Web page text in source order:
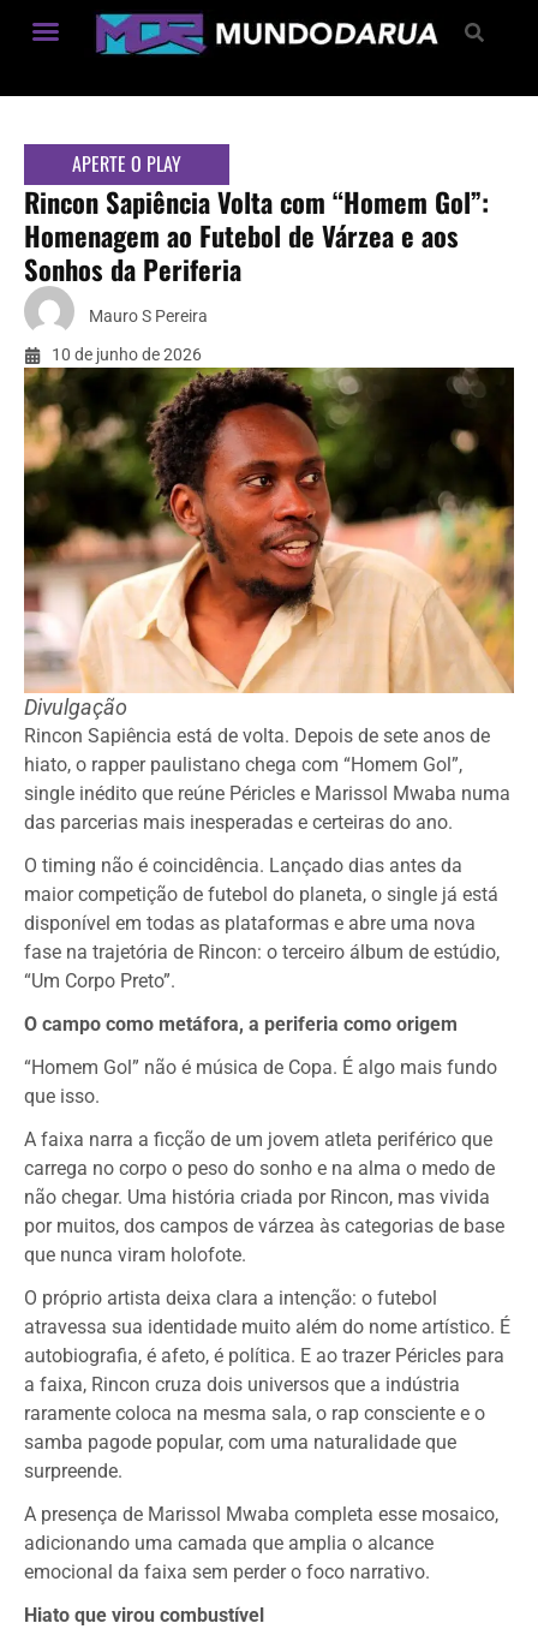
APERTE O PLAY
Rincon Sapiência Volta com “Homem Gol”:
Homenagem ao Futebol de Várzea e aos
Sonhos da Periferia
Mauro S Pereira
10 de junho de 2026
Divulgação
Rincon Sapiência está de volta. Depois de sete anos de
hiato, o rapper paulistano chega com “Homem Gol”,
single inédito que reúne Péricles e Marissol Mwaba numa
das parcerias mais inesperadas e certeiras do ano.
O timing não é coincidência. Lançado dias antes da
maior competição de futebol do planeta, o single já está
disponível em todas as plataformas e abre uma nova
fase na trajetória de Rincon: o terceiro álbum de estúdio,
“Um Corpo Preto”.
O campo como metáfora, a periferia como origem
“Homem Gol” não é música de Copa. É algo mais fundo
que isso.
A faixa narra a ficção de um jovem atleta periférico que
carrega no corpo o peso do sonho e na alma o medo de
não chegar. Uma história criada por Rincon, mas vivida
por muitos, dos campos de várzea às categorias de base
que nunca viram holofote.
O próprio artista deixa clara a intenção: o futebol
atravessa sua identidade muito além do nome artístico. É
autobiografia, é afeto, é política. E ao trazer Péricles para
a faixa, Rincon cruza dois universos que a indústria
raramente coloca na mesma sala, o rap consciente e o
samba pagode popular, com uma naturalidade que
surpreende.
A presença de Marissol Mwaba completa esse mosaico,
adicionando uma camada que amplia o alcance
emocional da faixa sem perder o foco narrativo.
Hiato que virou combustível